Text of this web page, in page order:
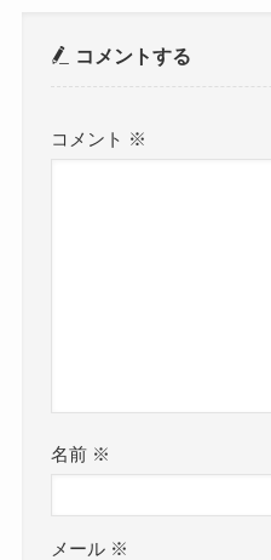
コメントする
コメント ※
名前 ※
メール ※